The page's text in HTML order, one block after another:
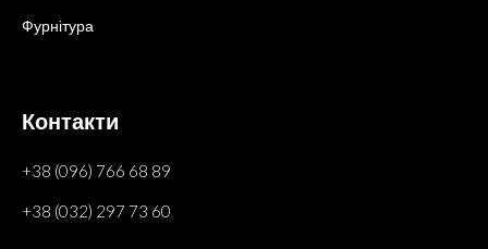
Фурнітура
Контакти
+38 (096) 766 68 89
+38 (032) 297 73 60